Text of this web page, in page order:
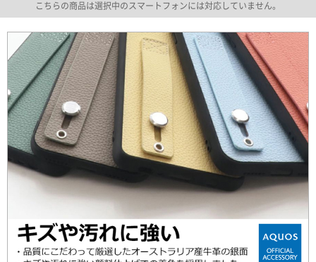
こちらの商品は選択中のスマートフォンには対応していません。